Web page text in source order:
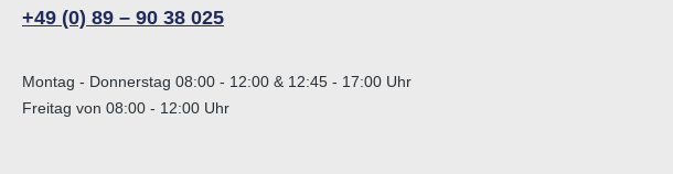
+49 (0) 89 – 90 38 025
Montag - Donnerstag 08:00 - 12:00 & 12:45 - 17:00 Uhr
Freitag von 08:00 - 12:00 Uhr